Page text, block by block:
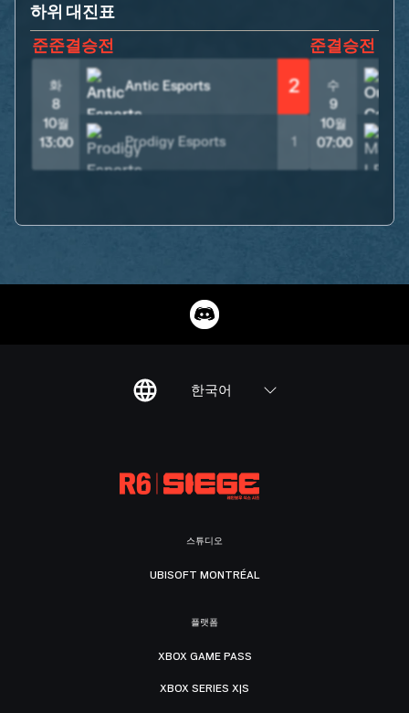
하위 대진표
준준결승전
화
8
10월
13:00
Antic Esports 2
Prodigy Esports 1
준결승전
수
9
10월
07:00
한국어
스튜디오
UBISOFT MONTRÉAL
플랫폼
XBOX GAME PASS
XBOX SERIES X|S